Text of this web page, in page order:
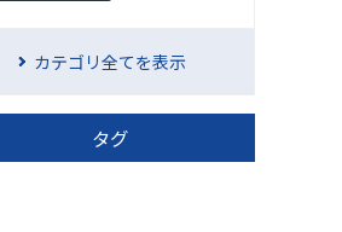
カテゴリ全てを表示
タグ